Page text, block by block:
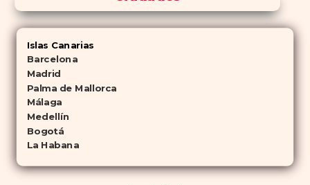
Islas Canarias
Barcelona
Madrid
Palma de Mallorca
Málaga
Medellín
Bogotá
La Habana